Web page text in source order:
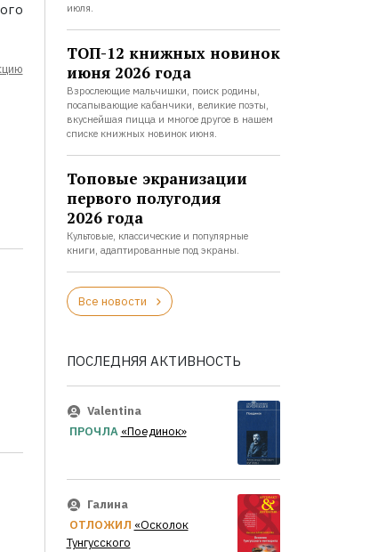
июля.
ТОП-12 книжных новинок
июня 2026 года
Взрослеющие мальчишки, поиск родины,
посапывающие кабанчики, великие поэты,
вкуснейшая пицца и многое другое в нашем
списке книжных новинок июня.
Топовые экранизации
первого полугодия
2026 года
Культовые, классические и популярные
книги, адаптированные под экраны.
Все новости
ПОСЛЕДНЯЯ АКТИВНОСТЬ
Valentina
ПРОЧЛА «Поединок»
Галина
ОТЛОЖИЛ «Осколок
Тунгусского